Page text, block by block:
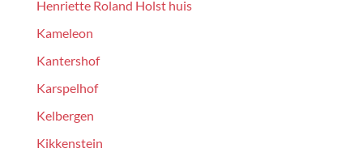
Henriette Roland Holst huis
Kameleon
Kantershof
Karspelhof
Kelbergen
Kikkenstein